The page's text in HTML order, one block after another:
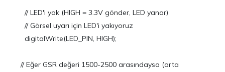
// LED'i yak (HIGH = 3.3V gönder, LED yanar)
// Görsel uyarı için LED'i yakıyoruz
digitalWrite(LED_PIN, HIGH);
// Eğer GSR değeri 1500-2500 arasındaysa (orta